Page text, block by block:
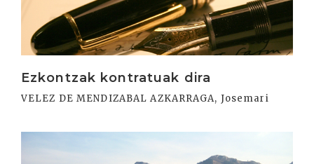
Ezkontzak kontratuak dira
VELEZ DE MENDIZABAL AZKARRAGA, Josemari